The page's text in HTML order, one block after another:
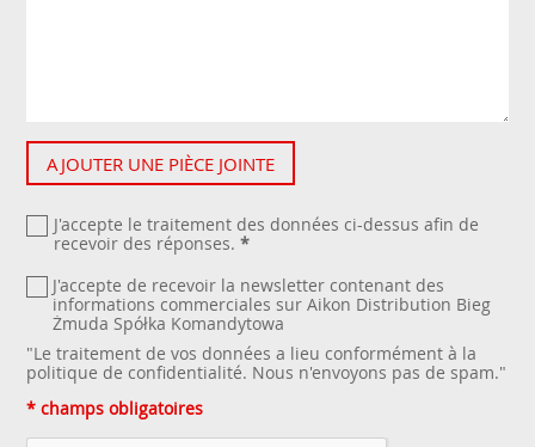
AJOUTER UNE PIÈCE JOINTE
J'accepte le traitement des données ci-dessus afin de
recevoir des réponses. *
J'accepte de recevoir la newsletter contenant des
informations commerciales sur Aikon Distribution Bieg
Żmuda Spółka Komandytowa
"Le traitement de vos données a lieu conformément à la
politique de confidentialité. Nous n'envoyons pas de spam."
* champs obligatoires